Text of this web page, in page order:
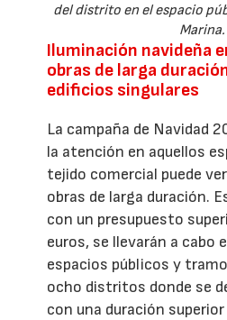
del distrito en el espacio
Marina.
Iluminación navideña
obras de larga
edificios singulares
La campaña de Navidad
la atención en aquellos
tejido comercial puede
obras de larga duración.
con un presupuesto
euros, se llevarán a cabo
espacios públicos y
ocho distritos donde se
con una duración superior